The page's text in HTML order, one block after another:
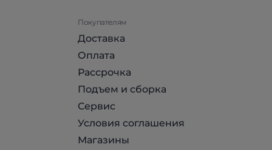
Покупателям
Доставка
Оплата
Рассрочка
Подъем и сборка
Сервис
Условия соглашения
Магазины